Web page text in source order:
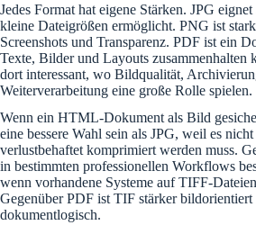
Jedes Format hat eigene Stärken. JPG
kleine Dateigrößen ermöglicht. PNG ist
Screenshots und Transparenz. PDF ist ein
Texte, Bilder und Layouts zusammenhalten
dort interessant, wo Bildqualität,
Weiterverarbeitung eine große Rolle spielen.
Wenn ein HTML-Dokument als Bild
eine bessere Wahl sein als JPG, weil es
verlustbehaftet komprimiert werden muss.
in bestimmten professionellen Workflows
wenn vorhandene Systeme auf TIFF-
Gegenüber PDF ist TIF stärker
dokumentlogisch.